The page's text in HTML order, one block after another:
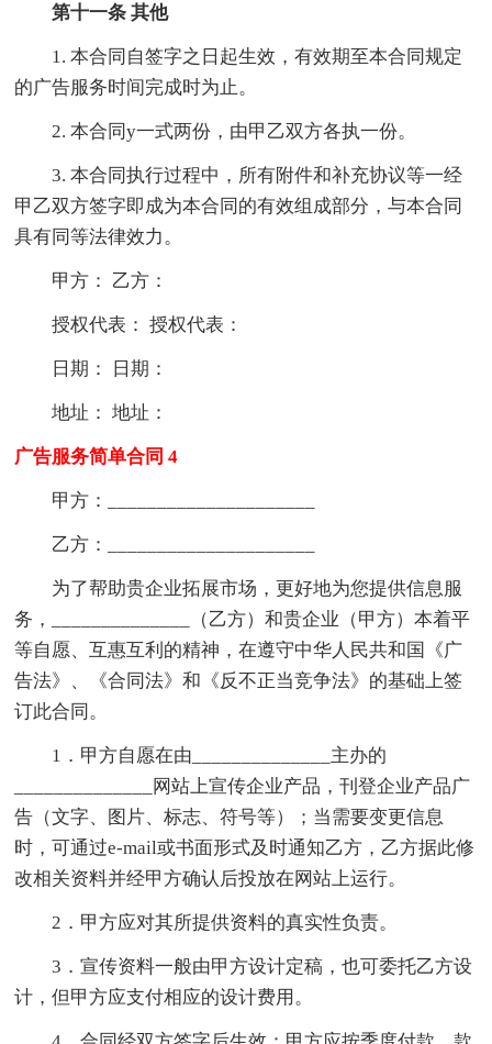
第十一条 其他
1. 本合同自签字之日起生效，有效期至本合同规定
的广告服务时间完成时为止。
2. 本合同y一式两份，由甲乙双方各执一份。
3. 本合同执行过程中，所有附件和补充协议等一经
甲乙双方签字即成为本合同的有效组成部分，与本合同
具有同等法律效力。
甲方： 乙方：
授权代表： 授权代表：
日期： 日期：
地址： 地址：
广告服务简单合同 4
甲方：_____________________
乙方：_____________________
为了帮助贵企业拓展市场，更好地为您提供信息服
务，______________（乙方）和贵企业（甲方）本着平
等自愿、互惠互利的精神，在遵守中华人民共和国《广
告法》、《合同法》和《反不正当竞争法》的基础上签
订此合同。
1．甲方自愿在由______________主办的
______________网站上宣传企业产品，刊登企业产品广
告（文字、图片、标志、符号等）；当需要变更信息
时，可通过e-mail或书面形式及时通知乙方，乙方据此修
改相关资料并经甲方确认后投放在网站上运行。
2．甲方应对其所提供资料的真实性负责。
3．宣传资料一般由甲方设计定稿，也可委托乙方设
计，但甲方应支付相应的设计费用。